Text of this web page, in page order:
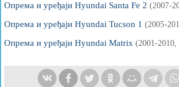
Опрема и уређаји Hyundai Santa Fe 2 (2007-
Опрема и уређаји Hyundai Tucson 1 (2005-
Опрема и уређаји Hyundai Matrix (2001-2010,